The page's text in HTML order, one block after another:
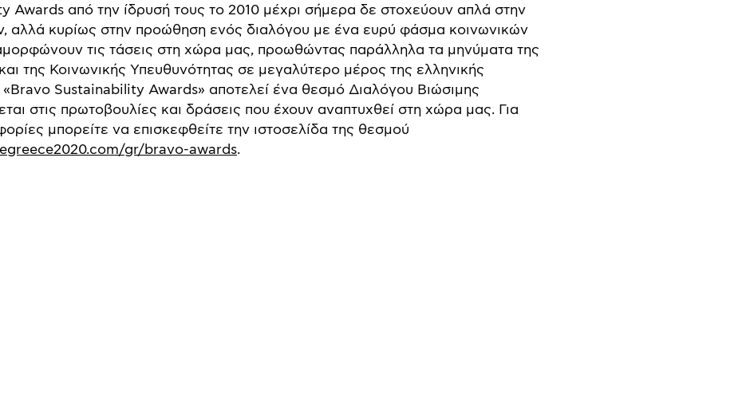
Awards από την ίδρυσή τους το 2010 μέχρι σήμερα δε στοχεύουν απλά στην
αλλά κυρίως στην προώθηση ενός διαλόγου με ένα ευρύ φάσμα κοινωνικών
τις τάσεις στη χώρα μας, προωθώντας παράλληλα τα μηνύματα της
της Κοινωνικής Υπευθυνότητας σε μεγαλύτερο μέρος της ελληνικής
Sustainability Awards» αποτελεί ένα θεσμό Διαλόγου Βιώσιμης
στις πρωτοβουλίες και δράσεις που έχουν αναπτυχθεί στη χώρα μας. Για
μπορείτε να επισκεφθείτε την ιστοσελίδα της θεσμού
gr/bravo-awards.